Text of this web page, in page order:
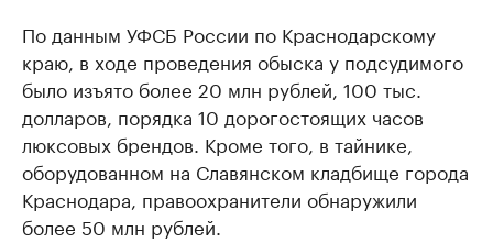
По данным УФСБ России по Краснодарскому
краю, в ходе проведения обыска у подсудимого
было изъято более 20 млн рублей, 100 тыс.
долларов, порядка 10 дорогостоящих часов
люксовых брендов. Кроме того, в тайнике,
оборудованном на Славянском кладбище города
Краснодара, правоохранители обнаружили
более 50 млн рублей.